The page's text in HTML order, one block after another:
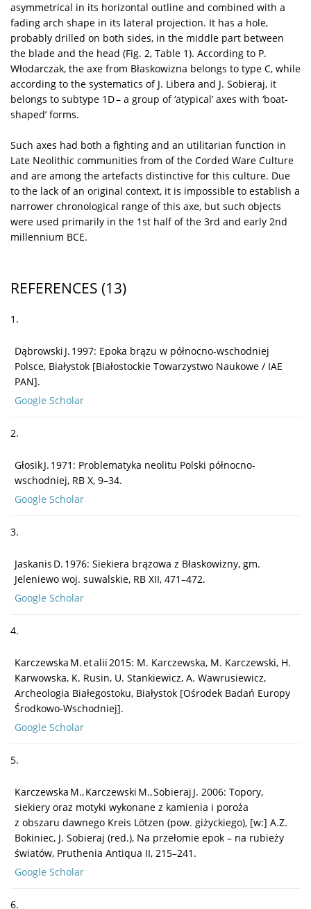
asymmetrical in its horizontal outline and combined with a
fading arch shape in its lateral projection. It has a hole,
probably drilled on both sides, in the middle part between
the blade and the head (Fig. 2, Table 1). According to P.
Włodarczak, the axe from Błaskowizna belongs to type C, while
according to the systematics of J. Libera and J. Sobieraj, it
belongs to subtype 1D – a group of ‘atypical’ axes with ‘boat-
shaped’ forms.
Such axes had both a fighting and an utilitarian function in
Late Neolithic communities from of the Corded Ware Culture
and are among the artefacts distinctive for this culture. Due
to the lack of an original context, it is impossible to establish a
narrower chronological range of this axe, but such objects
were used primarily in the 1st half of the 3rd and early 2nd
millennium BCE.
REFERENCES (13)
1.
Dąbrowski J. 1997: Epoka brązu w północno-wschodniej
Polsce, Białystok [Białostockie Towarzystwo Naukowe / IAE
PAN].
Google Scholar
2.
Głosik J. 1971: Problematyka neolitu Polski północno-
wschodniej, RB X, 9–34.
Google Scholar
3.
Jaskanis D. 1976: Siekiera brązowa z Błaskowizny, gm.
Jeleniewo woj. suwalskie, RB XII, 471–472.
Google Scholar
4.
Karczewska M. et alii 2015: M. Karczewska, M. Karczewski, H.
Karwowska, K. Rusin, U. Stankiewicz, A. Wawrusiewicz,
Archeologia Białegostoku, Białystok [Ośrodek Badań Europy
Środkowo-Wschodniej].
Google Scholar
5.
Karczewska M., Karczewski M., Sobieraj J. 2006: Topory,
siekiery oraz motyki wykonane z kamienia i poroża
z obszaru dawnego Kreis Lötzen (pow. giżyckiego), [w:] A.Z.
Bokiniec, J. Sobieraj (red.), Na przełomie epok – na rubieży
światów, Pruthenia Antiqua II, 215–241.
Google Scholar
6.